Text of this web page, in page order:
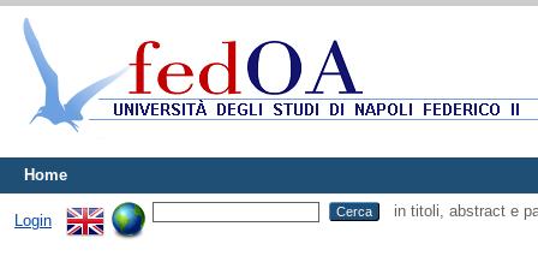
Home
Login
in titoli, abstract e